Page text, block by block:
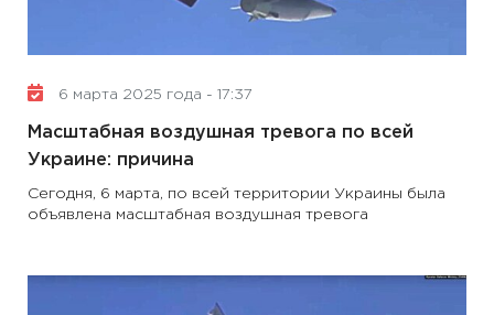
6 марта 2025 года - 17:37
Масштабная воздушная тревога по всей
Украине: причина
Сегодня, 6 марта, по всей территории Украины была
объявлена ​​масштабная воздушная тревога